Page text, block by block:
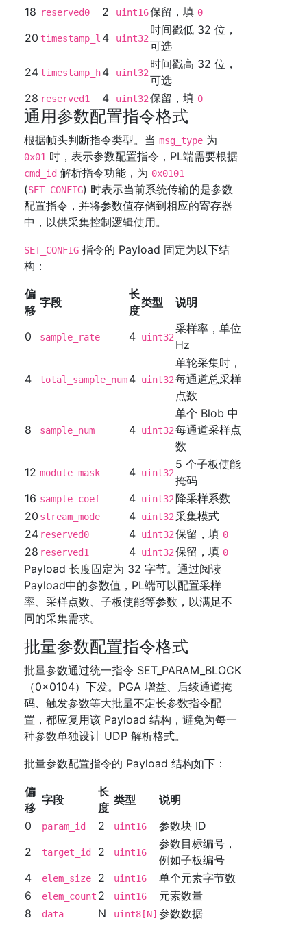
18 reserved0 2 uint16保留，填 0
20 timestamp_l 4 uint32
时间戳低 32 位，
可选
24 timestamp_h4 uint32
时间戳高 32 位，
可选
28 reserved1 4 uint32保留，填 0
通用参数配置指令格式
根据帧头判断指令类型。当 msg_type 为
0x01 时，表示参数配置指令，PL端需要根据
cmd_id 解析指令功能，为 0x0101
(SET_CONFIG) 时表示当前系统传输的是参数
配置指令，并将参数值存储到相应的寄存器
中，以供采集控制逻辑使用。
SET_CONFIG 指令的 Payload 固定为以下结
构：
偏
移
字段
长
度
类型 说明
0 sample_rate 4 uint32
采样率，单位
Hz
4 total_sample_num4 uint32
单轮采集时，
每通道总采样
点数
8 sample_num 4 uint32
单个 Blob 中
每通道采样点
数
12 module_mask 4 uint32
5 个子板使能
掩码
16 sample_coef 4 uint32 降采样系数
20 stream_mode 4 uint32采集模式
24 reserved0 4 uint32保留，填 0
28 reserved1 4 uint32保留，填 0
Payload 长度固定为 32 字节。通过阅读
Payload中的参数值，PL端可以配置采样
率、采样点数、子板使能等参数，以满足不
同的采集需求。
批量参数配置指令格式
批量参数通过统一指令 SET_PARAM_BLOCK
（0x0104）下发。PGA 增益、后续通道掩
码、触发参数等大批量不定长参数指令配
置，都应复用该 Payload 结构，避免为每一
种参数单独设计 UDP 解析格式。
批量参数配置指令的 Payload 结构如下：
偏
移
字段
长
度
类型
说明
0
param_id 2 uint16
参数块 ID
2
target_id 2 uint16
参数目标编号，
例如子板编号
4
elem_size 2 uint16
单个元素字节数
6
elem_count 2 uint16
元素数量
8
data N uint8[N] 参数数据